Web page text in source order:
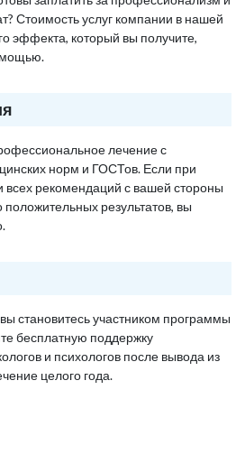
Стоимость услуг компании в нашей
эффекта, который вы получите,
лечение с
норм и ГОСТов. Если при
рекомендаций с вашей стороны
положительных результатов, вы
становитесь участником программы
бесплатную поддержку
и психологов после вывода из
целого года.